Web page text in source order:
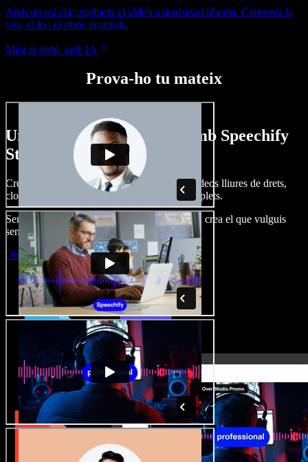
Amb un sol clic, tradueix el vídeo a qualsevol idioma. Conserva la
veu, el to i el ritme originals.
Mira el dobl. amb IA
Prova-ho tu mateix
Un tastet del que pots fer amb Speechify
Studio.
Crea dobl. de veu, afegeix imatges, àudio, vídeos lliures de drets,
clona veus i munta projectes multimèdia complets.
Sense corba d’aprenentatge, tot al navegador: crea el que vulguis
sense els límits de sempre.
Obre l'Studio